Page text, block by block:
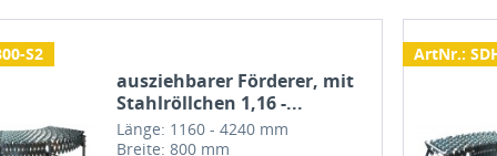
S2
ausziehbarer Förderer, mit
Stahlröllchen 1,16 -...
Länge: 1160 - 4240 mm
Breite: 800 mm
ArtNr.: